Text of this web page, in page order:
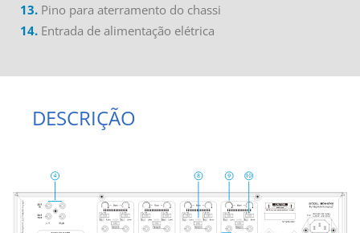
13. Pino para aterramento do chassi
14. Entrada de alimentação elétrica
DESCRIÇÃO